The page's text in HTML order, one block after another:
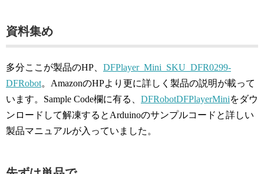
資料集め
多分ここが製品のHP、 DFPlayer_Mini_SKU_DFR0299-
DFRobot。AmazonのHPより更に詳しく製品の説明が載って
います。Sample Code欄に有る、 DFRobotDFPlayerMiniをダウ
ンロードして解凍するとArduinoのサンプルコードと詳しい
製品マニュアルが入っていました。